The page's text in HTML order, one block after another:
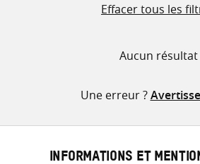
Effacer tous les
Aucun résultat
Une erreur ?
INFORMATIONS ET